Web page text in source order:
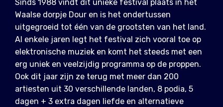
Sinds 1988 vindt dit unieke festival plaats in het
Waalse dorpje Dour en is het ondertussen
uitgegroeid tot één van de grootsten van het land.
Al enkele jaren legt het festival zich vooral toe op
elektronische muziek en komt het steeds met een
erg uniek en veelzijdig programma op de proppen.
Ook dit jaar zijn ze terug met meer dan 200
artiesten uit 30 verschillende landen, 8 podia, 5
dagen + 3 extra dagen liefde en alternatieve